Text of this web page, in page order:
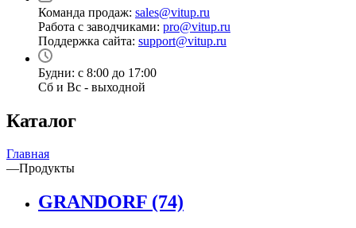
Команда продаж: sales@vitup.ru
Работа с заводчиками: pro@vitup.ru
Поддержка сайта: support@vitup.ru
Будни: с 8:00 до 17:00
Сб и Вс - выходной
Каталог
Главная
—Продукты
GRANDORF (74)